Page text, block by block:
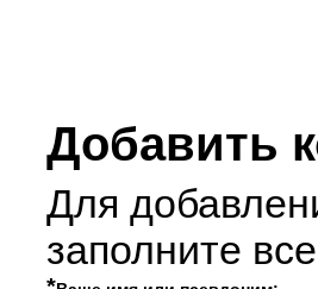
Добавить
Для
заполните